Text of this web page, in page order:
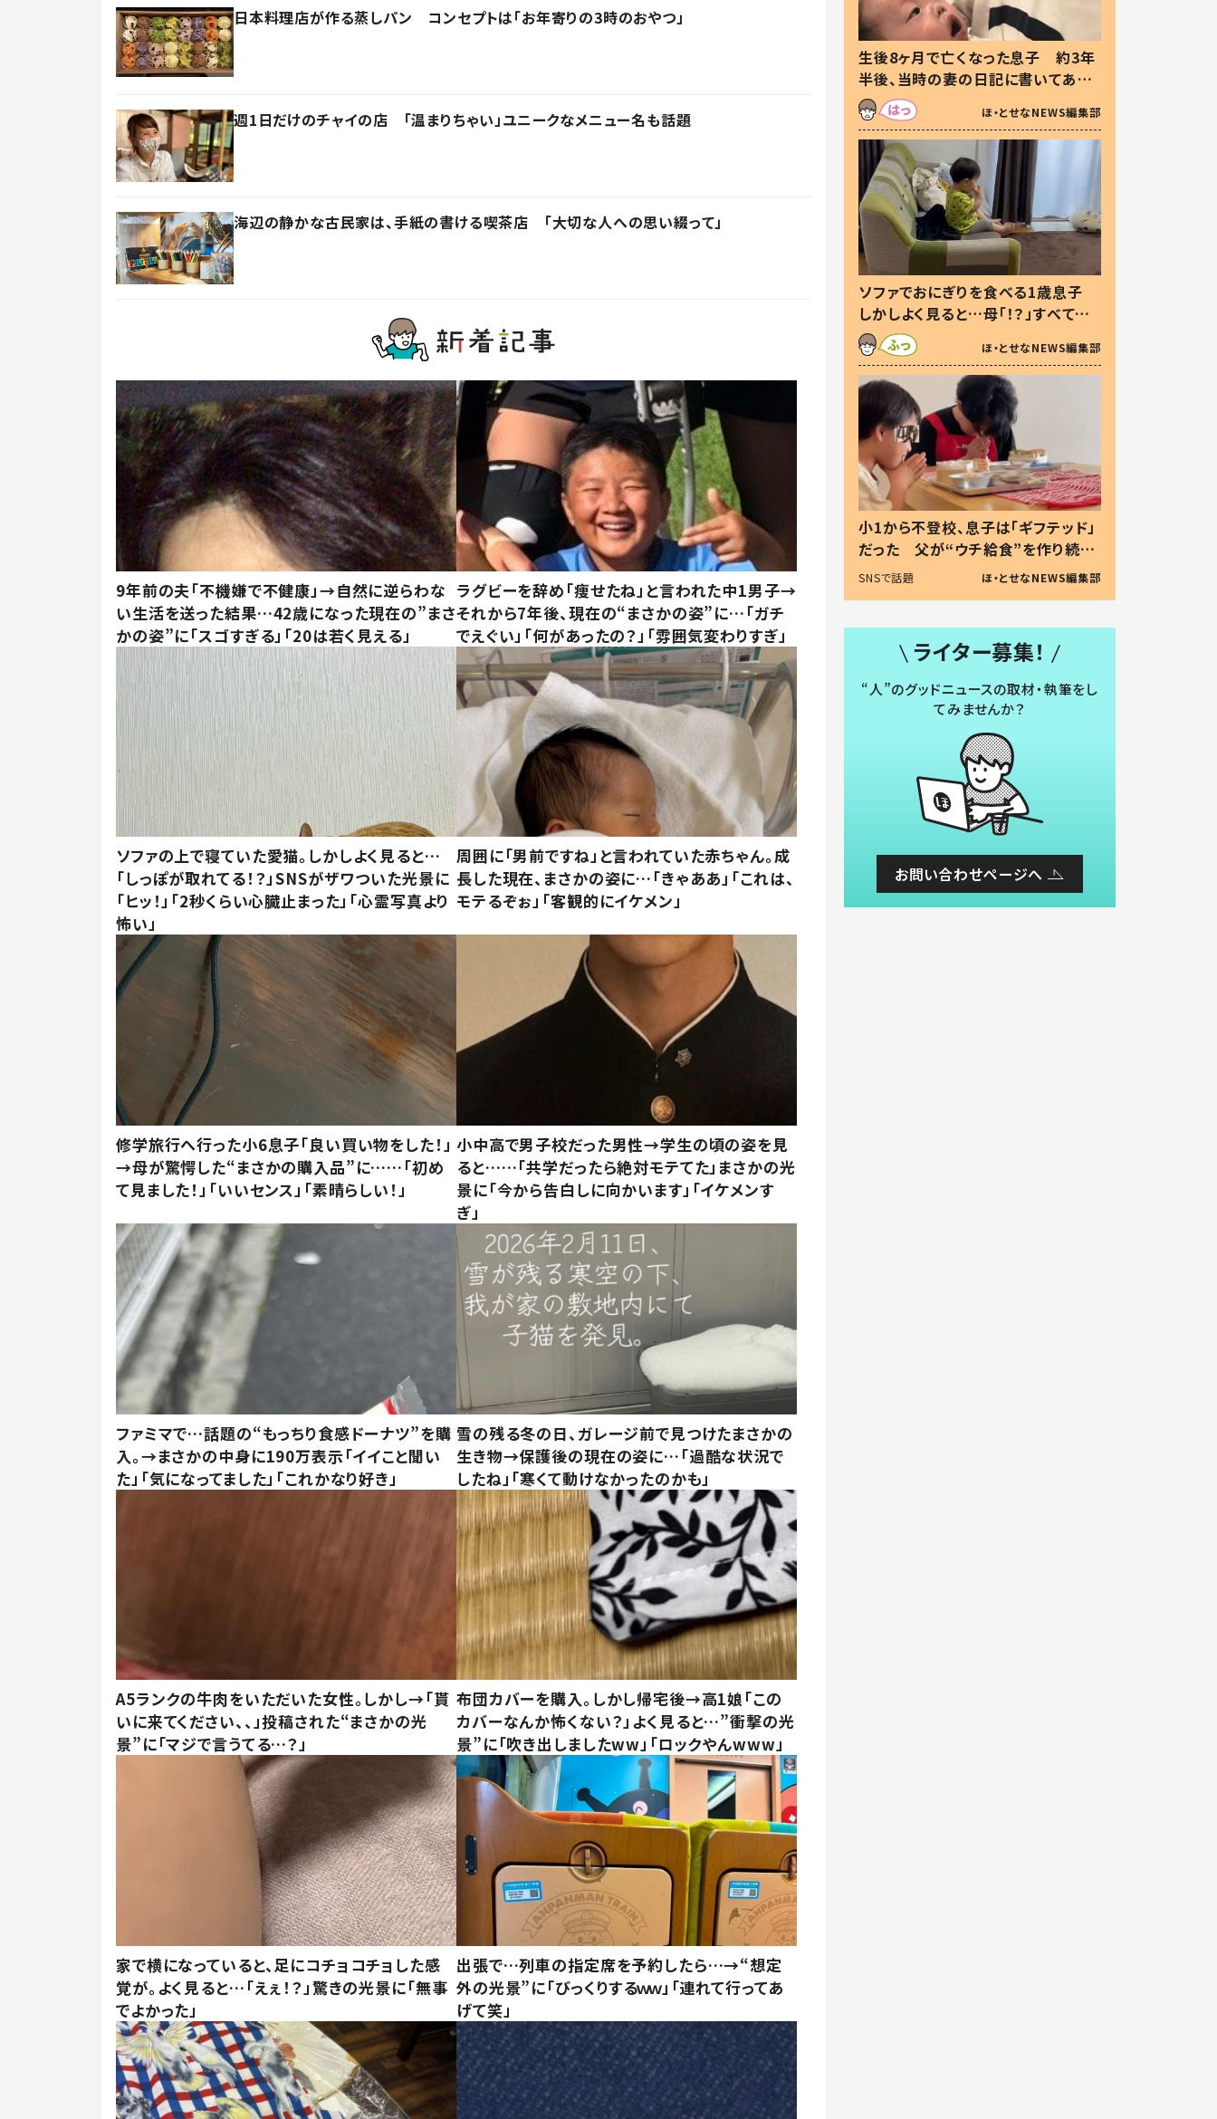
日本料理店が作る蒸しパン コンセプトは「お年寄りの3時のおやつ」
週1日だけのチャイの店 「温まりちゃい」ユニークなメニュー名も話題
海辺の静かな古民家は、手紙の書ける喫茶店 「大切な人への思い綴って」
9年前の夫「不機嫌で不健康」→自然に逆らわな
い生活を送った結果…42歳になった現在の”まさ
かの姿”に「スゴすぎる」「20は若く見える」
ラグビーを辞め「痩せたね」と言われた中1男子→
それから7年後、現在の“まさかの姿”に…「ガチ
でえぐい」「何があったの？」「雰囲気変わりすぎ」
ソファの上で寝ていた愛猫。しかしよく見ると…
「しっぽが取れてる！？」SNSがザワついた光景に
「ヒッ！」「2秒くらい心臓止まった」「心霊写真より
怖い」
周囲に「男前ですね」と言われていた赤ちゃん。成
長した現在、まさかの姿に…「きゃああ」「これは、
モテるぞぉ」「客観的にイケメン」
修学旅行へ行った小6息子「良い買い物をした！」
→母が驚愕した“まさかの購入品”に……「初め
て見ました！」「いいセンス」「素晴らしい！」
小中高で男子校だった男性→学生の頃の姿を見
ると……「共学だったら絶対モテてた」まさかの光
景に「今から告白しに向かいます」「イケメンす
ぎ」
ファミマで…話題の“もっちり食感ドーナツ”を購
入。→まさかの中身に190万表示「イイこと聞い
た」「気になってました」「これかなり好き」
雪の残る冬の日、ガレージ前で見つけたまさかの
生き物→保護後の現在の姿に…「過酷な状況で
したね」「寒くて動けなかったのかも」
A5ランクの牛肉をいただいた女性。しかし→「貰
いに来てください、、」投稿された“まさかの光
景”に「マジで言うてる…？」
布団カバーを購入。しかし帰宅後→高1娘「この
カバーなんか怖くない？」よく見ると…”衝撃の光
景”に「吹き出しましたww」「ロックやんwww」
家で横になっていると、足にコチョコチョした感
覚が。よく見ると…「えぇ！？」驚きの光景に「無事
でよかった」
出張で…列車の指定席を予約したら…→“想定
外の光景”に「びっくりするｗｗ」「連れて行ってあ
げて笑」
生後8ヶ月で亡くなった息子 約3年
半後、当時の妻の日記に書いてあっ
た本音とは
ほ・とせなNEWS編集部
ソファでおにぎりを食べる1歳息子
しかしよく見ると…母「！？」すべてを
察した母の投稿に「可愛いから許
す！」「現行犯〜」
ほ・とせなNEWS編集部
小1から不登校、息子は「ギフテッド」
だった 父が“ウチ給食”を作り続け
る理由とは #令和の親 #令和の子
SNSで話題 ほ・とせなNEWS編集部
ライター募集！
“人”のグッドニュースの取材・執筆をし
てみませんか？
お問い合わせページへ